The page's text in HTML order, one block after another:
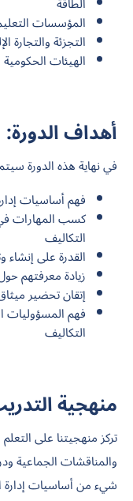
المؤسسات
التجزئة والتجارة
الهيئات
أهداف الدورة:
في نهاية هذه الدورة
فهم أساسيات
كسب المهارات
التكاليف
القدرة على
زيادة معرفتهم
إتقان تحضير
فهم المسؤوليات
التكاليف
منهجية
تركز منهجيتنا على
والمناقشات الجماعية
شيء من أساسيات إدارة